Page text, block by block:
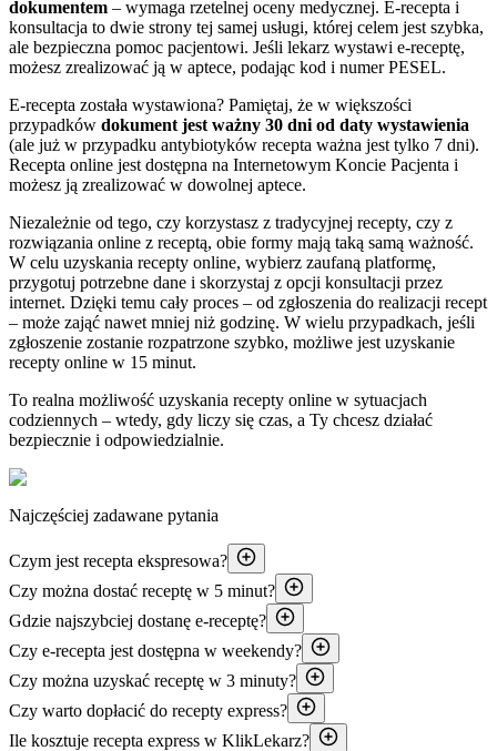
dokumentem – wymaga rzetelnej oceny medycznej. E-recepta i
konsultacja to dwie strony tej samej usługi, której celem jest szybka,
ale bezpieczna pomoc pacjentowi. Jeśli lekarz wystawi e-receptę,
możesz zrealizować ją w aptece, podając kod i numer PESEL.
E-recepta została wystawiona? Pamiętaj, że w większości
przypadków dokument jest ważny 30 dni od daty wystawienia
(ale już w przypadku antybiotyków recepta ważna jest tylko 7 dni).
Recepta online jest dostępna na Internetowym Koncie Pacjenta i
możesz ją zrealizować w dowolnej aptece.
Niezależnie od tego, czy korzystasz z tradycyjnej recepty, czy z
rozwiązania online z receptą, obie formy mają taką samą ważność.
W celu uzyskania recepty online, wybierz zaufaną platformę,
przygotuj potrzebne dane i skorzystaj z opcji konsultacji przez
internet. Dzięki temu cały proces – od zgłoszenia do realizacji recept
– może zająć nawet mniej niż godzinę. W wielu przypadkach, jeśli
zgłoszenie zostanie rozpatrzone szybko, możliwe jest uzyskanie
recepty online w 15 minut.
To realna możliwość uzyskania recepty online w sytuacjach
codziennych – wtedy, gdy liczy się czas, a Ty chcesz działać
bezpiecznie i odpowiedzialnie.
Najczęściej zadawane pytania
Czym jest recepta ekspresowa?
Czy można dostać receptę w 5 minut?
Gdzie najszybciej dostanę e-receptę?
Czy e-recepta jest dostępna w weekendy?
Czy można uzyskać receptę w 3 minuty?
Czy warto dopłacić do recepty express?
Ile kosztuje recepta express w KlikLekarz?